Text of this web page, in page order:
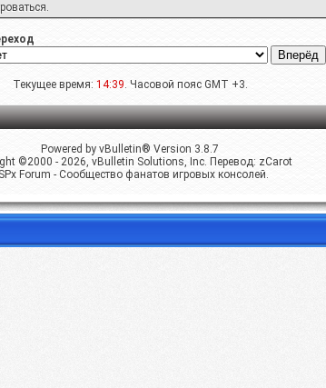
.
Текущее время: 14:39. Часовой пояс GMT +3.
Powered by vBulletin® Version 3.8.7
©2000 - 2026, vBulletin Solutions, Inc. Перевод: zCarot
Forum - Сообщество фанатов игровых консолей.